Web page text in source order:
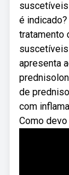
é
tratamento
apresenta
de
com
Como